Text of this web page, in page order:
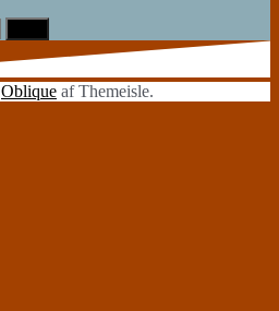
Oblique af Themeisle.